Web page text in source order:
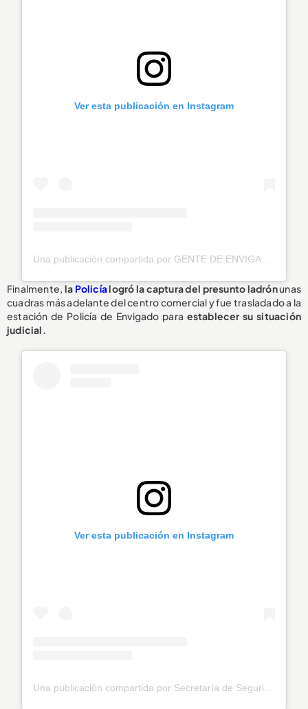
Ver esta publicación en Instagram
Finalmente, la Policíalogró la captura del presunto ladrónunas
cuadras más adelante del centro comercial y fue trasladado a la
estación de Policía de Envigado para establecer su situación
judicial.
Ver esta publicación en Instagram
Una publicación compartida por Secretaría de Seguridad Envigado (@seguridadenvigado)